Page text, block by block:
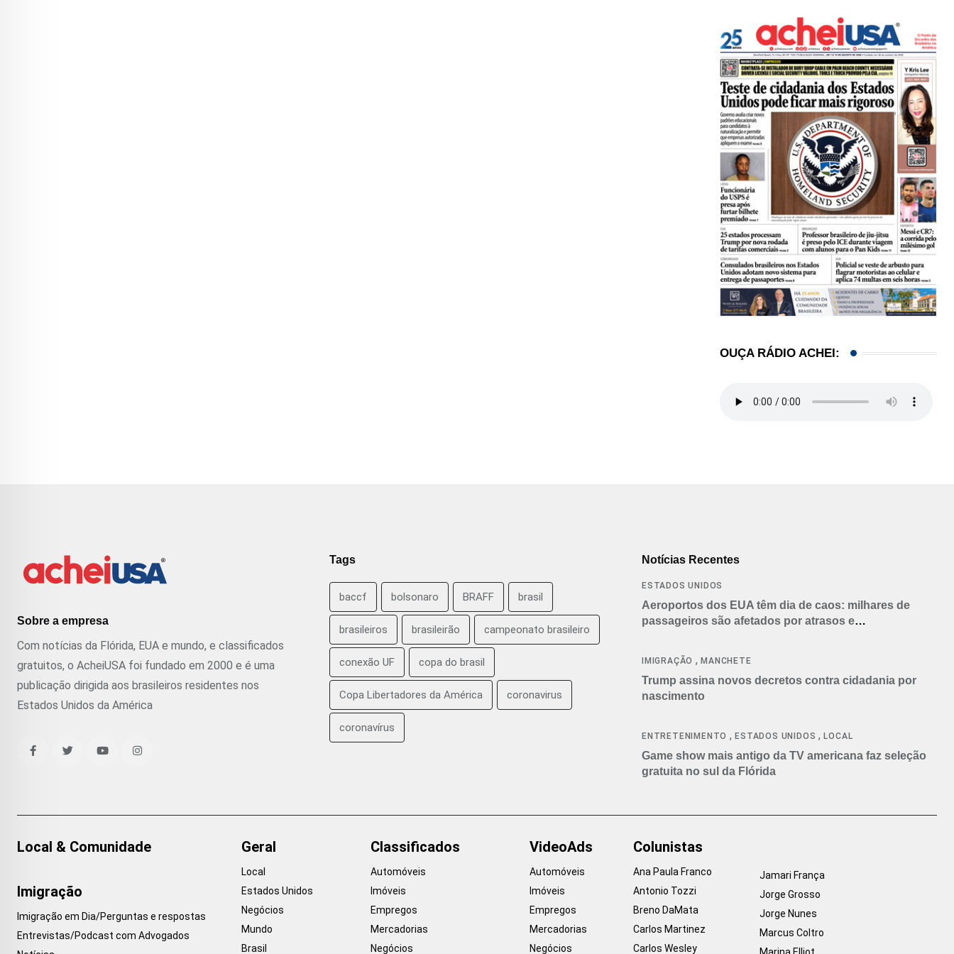
OUÇA RÁDIO ACHEI:
Sobre a empresa
Com notícias da Flórida, EUA e mundo, e classificados
gratuitos, o AcheiUSA foi fundado em 2000 e é uma
publicação dirigida aos brasileiros residentes nos
Estados Unidos da América
Tags
baccf bolsonaro BRAFF brasil
brasileiros brasileirão campeonato brasileiro
conexão UF copa do brasil
Copa Libertadores da América coronavirus
coronavírus
Notícias Recentes
ESTADOS UNIDOS
Aeroportos dos EUA têm dia de caos: milhares de
passageiros são afetados por atrasos e
IMIGRAÇÃO ,MANCHETE
Trump assina novos decretos contra cidadania por
nascimento
ENTRETENIMENTO ,ESTADOS UNIDOS ,LOCAL
Game show mais antigo da TV americana faz seleção
gratuita no sul da Flórida
Local & Comunidade
Imigração
Imigração em Dia/Perguntas e respostas
Entrevistas/Podcast com Advogados
Geral
Local
Estados Unidos
Negócios
Mundo
Brasil
Classificados
Automóveis
Imóveis
Empregos
Mercadorias
Negócios
VideoAds
Automóveis
Imóveis
Empregos
Mercadorias
Negócios
Colunistas
Ana Paula Franco
Antonio Tozzi
Breno DaMata
Carlos Martinez
Carlos Wesley
Jamari França
Jorge Grosso
Jorge Nunes
Marcus Coltro